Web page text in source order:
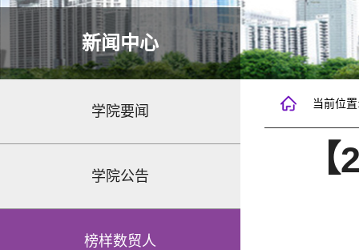
新闻中心
学院要闻
学院公告
榜样数贸人
当前位